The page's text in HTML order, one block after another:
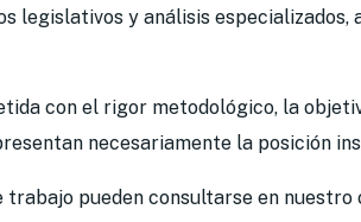
legislativos y análisis
con el rigor metodológico, la
necesariamente la posición
pueden consultarse en nuestro